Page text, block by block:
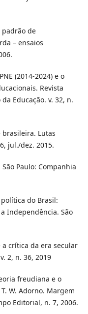
padrão de
– ensaios
(2014-2024) e o
Revista
Educação. v. 32, n.
brasileira. Lutas
jul./dez. 2015.
Paulo: Companhia
política do Brasil:
Independência. São
a crítica da era secular
2, n. 36, 2019
freudiana e o
W. Adorno. Margem
Editorial, n. 7, 2006.